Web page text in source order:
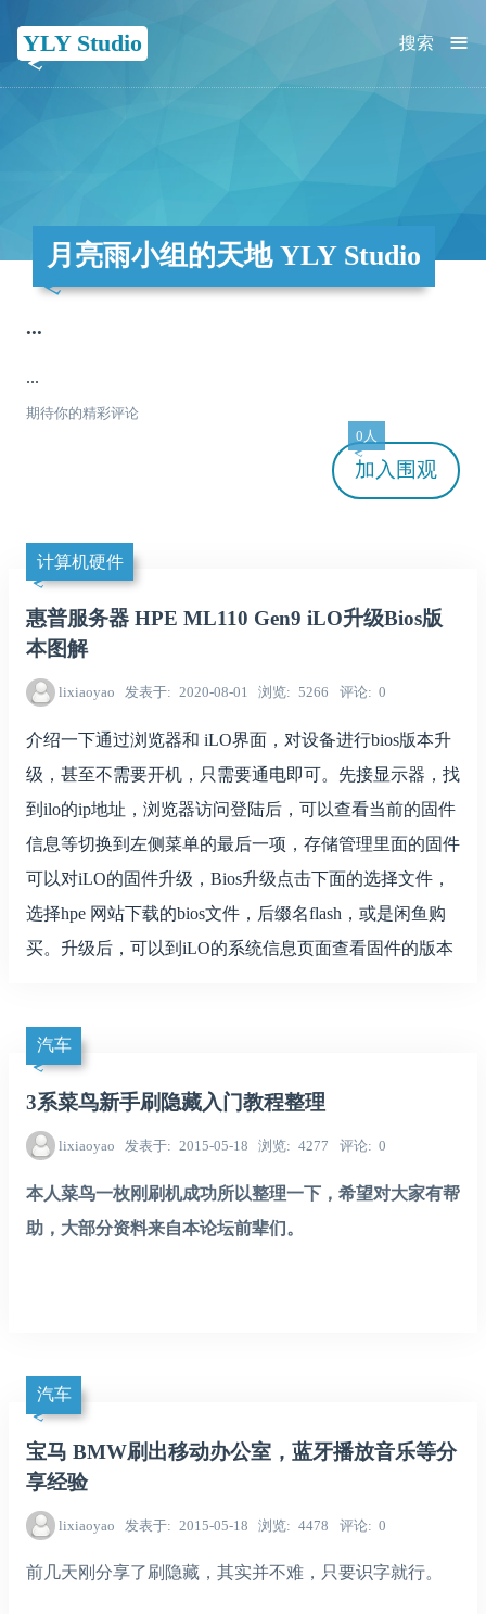
YLY Studio ≡
搜索
月亮雨小组的天地 YLY Studio
...
...
期待你的精彩评论
加入
0人
围观
计算机硬件
惠普服务器 HPE ML110 Gen9 iLO升级Bios版
本图解
lixiaoyao 发表于 2020-08-01 浏览 5266 评论 0
介绍一下通过浏览器和 iLO界面，对设备进行bios版本升
级，甚至不需要开机，只需要通电即可。先接显示器，找
到ilo的ip地址，浏览器访问登陆后，可以查看当前的固件
信息等切换到左侧菜单的最后一项，存储管理里面的固件
可以对iLO的固件升级，Bios升级点击下面的选择文件，
选择hpe 网站下载的bios文件，后缀名flash，或是闲鱼购
买。升级后，可以到iLO的系统信息页面查看固件的版本
汽车
3系菜鸟新手刷隐藏入门教程整理
lixiaoyao 发表于 2015-05-18 浏览 4277 评论 0
本人菜鸟一枚刚刷机成功所以整理一下，希望对大家有帮
助，大部分资料来自本论坛前辈们。
汽车
宝马 BMW刷出移动办公室，蓝牙播放音乐等分
享经验
lixiaoyao 发表于 2015-05-18 浏览 4478 评论 0
前几天刚分享了刷隐藏，其实并不难，只要识字就行。